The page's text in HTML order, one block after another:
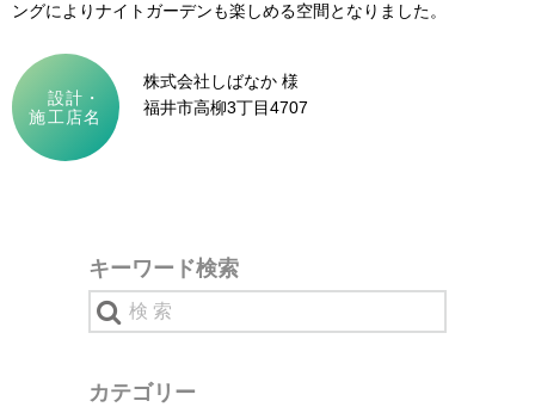
ングによりナイトガーデンも楽しめる空間となりました。
設計・
施工店名
株式会社しばなか 様
福井市高柳3丁目4707
キーワード検索
カテゴリー